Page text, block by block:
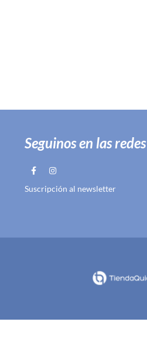
Seguinos en las redes
Suscripción al newsletter